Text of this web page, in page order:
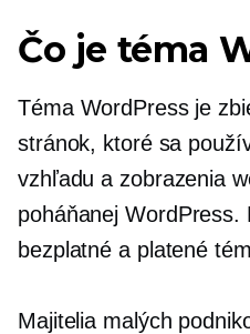
Čo je téma
Téma WordPress je
stránok, ktoré sa
vzhľadu a zobrazenia
poháňanej
bezplatné a platené
Majitelia malých